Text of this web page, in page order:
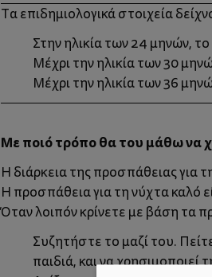
Τα επιδημιολογικά στοιχεία
Στην ηλικία των 24 μηνών,
Μέχρι την ηλικία των 30
Μέχρι την ηλικία των 36
Με ποιό τρόπο θα του μάθω να
Η διάρκεια της προσπάθειας για
Η προσπάθεια για τη νύχτα καλό
Όταν λοιπόν κρίνετε με βάση τα
Συζητήστε το μαζί του.
παιδιά, και να